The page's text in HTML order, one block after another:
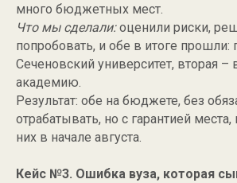
много бюджетных мест.
Что мы сделали:оценили риски,
попробовать, и обе в итоге прошли:
Сеченовский университет, вторая
академию.
Результат: обе на бюджете, без
отрабатывать, но с гарантией
них в начале августа.
Кейс №3. Ошибка вуза, которая